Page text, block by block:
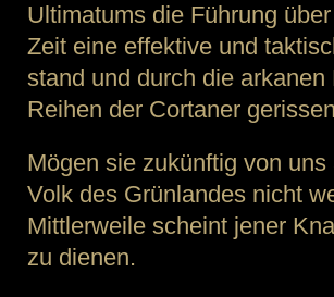
Ultimatums die Führung
Zeit eine effektive und
stand und durch die
Reihen der Cortaner
Mögen sie zukünftig von
Volk des Grünlandes nicht
Mittlerweile scheint jener
zu dienen.